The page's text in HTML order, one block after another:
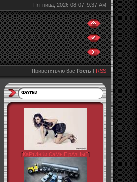
Пятница, 2026-08-07, 9:37 AM
Приветствую Вас Гость | RSS
Фотки
[КаРтИнКи СаМыЕ рАзНыЕ]